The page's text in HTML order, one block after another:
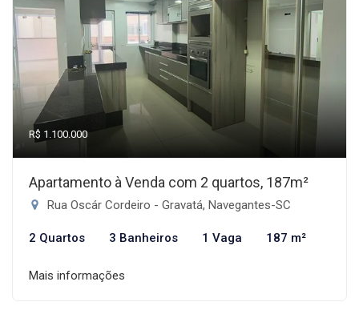
R$ 1.100.000
Apartamento à Venda com 2 quartos, 187m²
Rua Oscár Cordeiro - Gravatá, Navegantes-SC
2 Quartos 3 Banheiros 1 Vaga 187 m²
Mais informações